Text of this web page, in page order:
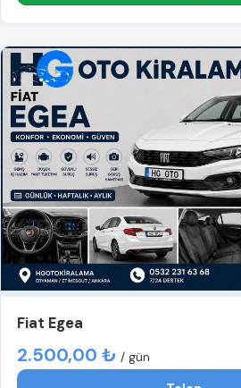
Fiat Egea
2.500,00 ₺ / gün